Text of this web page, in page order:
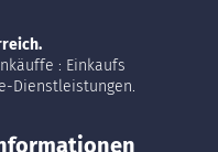
: Einkaufs
Dienstleistungen.